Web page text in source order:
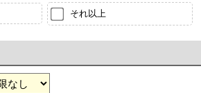
それ以上